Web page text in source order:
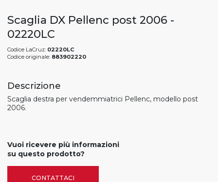
Scaglia DX Pellenc post 2006 -
02220LC
Codice LaCruz: 02220LC
Codice originale: 883902220
Descrizione
Scaglia destra per vendemmiatrici Pellenc, modello post
2006.
Vuoi ricevere più informazioni
su questo prodotto?
CONTATTACI